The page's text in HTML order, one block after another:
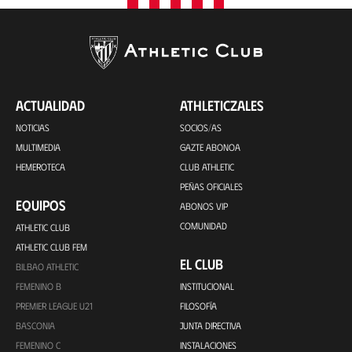
ACTUALIDAD
NOTICIAS
MULTIMEDIA
HEMEROTECA
EQUIPOS
ATHLETIC CLUB
ATHLETIC CLUB FEM
BILBAO ATHLETIC
FEMENINO B
PREMIER LEAGUE U21
BASCONIA
FEMENINO C
ATHLETICZALES
SOCIOS/AS
GAZTE ABONOA
CLUB ATHLETIC
PEÑAS OFICIALES
ABONOS VIP
COMUNIDAD
EL CLUB
INSTITUCIONAL
FILOSOFÍA
JUNTA DIRECTIVA
INSTALACIONES